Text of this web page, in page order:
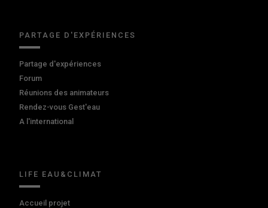
PARTAGE D'EXPÉRIENCES
Partage d'expériences
Forum
Réunions des animateurs
Rendez-vous Gest'eau
A l'international
LIFE EAU&CLIMAT
Accueil projet